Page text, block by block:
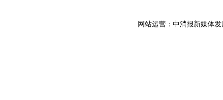
网站运营：中消报新媒体